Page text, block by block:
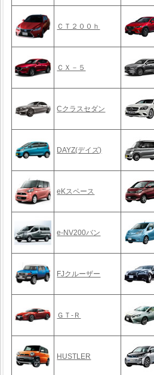
ＣＴ２００ｈ
ＣＸ－５
Cクラスセダン
DAYZ(デイズ)
eKスペース
e-NV200バン
FJクルーザー
ＧＴ-Ｒ
HUSTLER